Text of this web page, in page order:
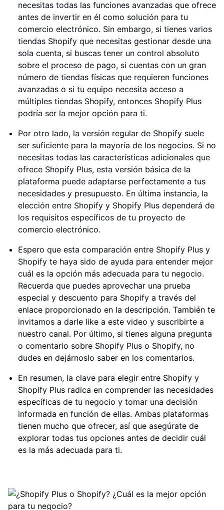
necesitas todas las funciones avanzadas que ofrece
antes de invertir en él como solución para tu
comercio electrónico. Sin embargo, si tienes varios
tiendas Shopify que necesitas gestionar desde una
sola cuenta, si buscas tener un control absoluto
sobre el proceso de pago, si cuentas con un gran
número de tiendas físicas que requieren funciones
avanzadas o si tu equipo necesita acceso a
múltiples tiendas Shopify, entonces Shopify Plus
podría ser la mejor opción para ti.
Por otro lado, la versión regular de Shopify suele
ser suficiente para la mayoría de los negocios. Si no
necesitas todas las características adicionales que
ofrece Shopify Plus, esta versión básica de la
plataforma puede adaptarse perfectamente a tus
necesidades y presupuesto. En última instancia, la
elección entre Shopify y Shopify Plus dependerá de
los requisitos específicos de tu proyecto de
comercio electrónico.
Espero que esta comparación entre Shopify Plus y
Shopify te haya sido de ayuda para entender mejor
cuál es la opción más adecuada para tu negocio.
Recuerda que puedes aprovechar una prueba
especial y descuento para Shopify a través del
enlace proporcionado en la descripción. También te
invitamos a darle like a este video y suscribirte a
nuestro canal. Por último, si tienes alguna pregunta
o comentario sobre Shopify Plus o Shopify, no
dudes en dejárnoslo saber en los comentarios.
En resumen, la clave para elegir entre Shopify y
Shopify Plus radica en comprender las necesidades
específicas de tu negocio y tomar una decisión
informada en función de ellas. Ambas plataformas
tienen mucho que ofrecer, así que asegúrate de
explorar todas tus opciones antes de decidir cuál
es la más adecuada para ti.